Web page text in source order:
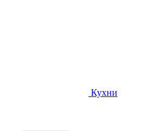
Кухни